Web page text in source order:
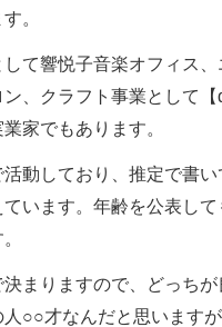
。
て響悦子音楽オフィス
ン、クラフト事業として
家でもあります。
動しており、推定で書
います。年齢を公表し
まりますので、どっちが
○○才なんだと思います